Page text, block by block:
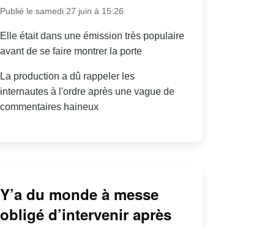
Publié le samedi 27 juin à 15:26
Elle était dans une émission très populaire
avant de se faire montrer la porte
La production a dû rappeler les
internautes à l'ordre après une vague de
commentaires haineux
Y’a du monde à messe
obligé d’intervenir après